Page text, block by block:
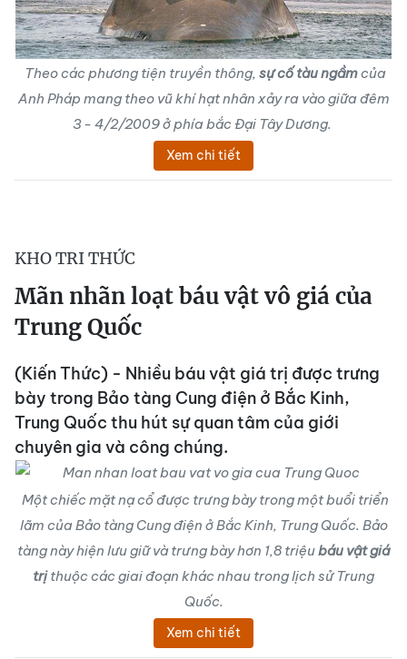
Theo các phương tiện truyền thông, sự cố tàu ngầmcủa
Anh Pháp mang theo vũ khí hạt nhân xảy ra vào giữa đêm
3 - 4/2/2009 ở phía bắc Đại Tây Dương.
Xem chi tiết
KHO TRI THỨC
Mãn nhãn loạt báu vật vô giá của
Trung Quốc
(Kiến Thức) - Nhiều báu vật giá trị được trưng
bày trong Bảo tàng Cung điện ở Bắc Kinh,
Trung Quốc thu hút sự quan tâm của giới
chuyên gia và công chúng.
Một chiếc mặt nạ cổ được trưng bày trong một buổi triển
lãm của Bảo tàng Cung điện ở Bắc Kinh, Trung Quốc. Bảo
tàng này hiện lưu giữ và trưng bày hơn 1,8 triệubáu vật giá
trịthuộc các giai đoạn khác nhau trong lịch sử Trung
Quốc.
Xem chi tiết